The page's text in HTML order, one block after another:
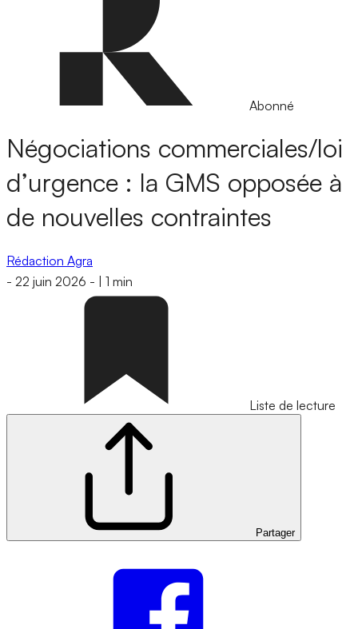
Abonné
Négociations commerciales/loi
d’urgence : la GMS opposée à
de nouvelles contraintes
Rédaction Agra
- 22 juin 2026 - 1 min
Liste de lecture
Partager